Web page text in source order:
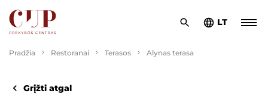
LT
Pradžia Restoranai Terasos Alynas terasa
Grįžti atgal